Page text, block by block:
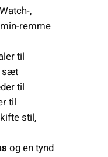
,
remme
til
sæt
til
til
stil,
og en tynd